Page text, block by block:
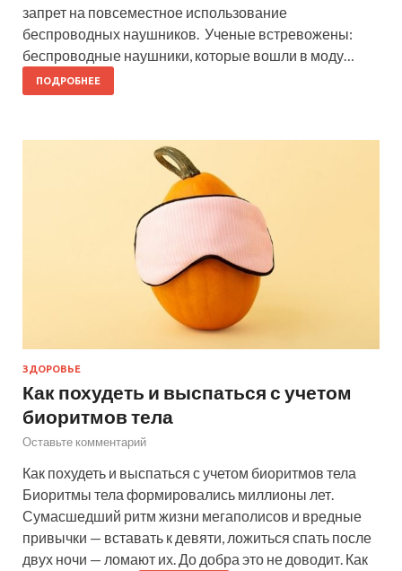
запрет на повсеместное использование
беспроводных наушников. Ученые встревожены:
беспроводные наушники, которые вошли в моду…
ПОДРОБНЕЕ
ЗДОРОВЬЕ
Как похудеть и выспаться с учетом
биоритмов тела
Оставьте комментарий
Как похудеть и выспаться с учетом биоритмов тела
Биоритмы тела формировались миллионы лет.
Сумасшедший ритм жизни мегаполисов и вредные
привычки — вставать к девяти, ложиться спать после
двух ночи — ломают их. До добра это не доводит. Как